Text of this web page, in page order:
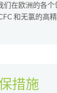
们在欧洲的各
和无氯的高精
措施